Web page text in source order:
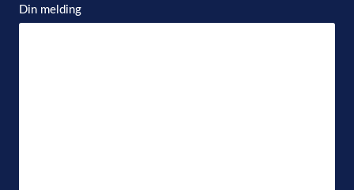
Din melding